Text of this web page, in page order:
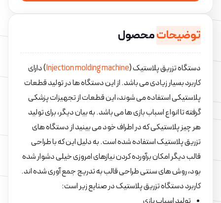
توضیحاتمحصول
دستگاه تزریق پلاستیک (Injection molding machine
)دارای
کاربرد بسیار زیادی می باشد. از این دستگاه ها در تولید قطعات
پلاستیکی استفاده می شوند، این قطعات از تجهیزات پزشکی
گرفته تا انواع اسباب بازی ها می باشد. به بیان دیگر، برای تولید
هر چیز پلاستیکی که در اطراف خود می بینید از دستگاه های
تزریق پلاستیک استفاده شده است. به دلیل این که با طراحی
قالب دیگر امکان برآورده کردن نیازهای امروزی خیلی دشوار شده
بود، روش های سنتی طراحی قالب به تدریج جمع آوری شده اند.
کاربرد دستگاه تزریق پلاستیک در صنایع زیر است: